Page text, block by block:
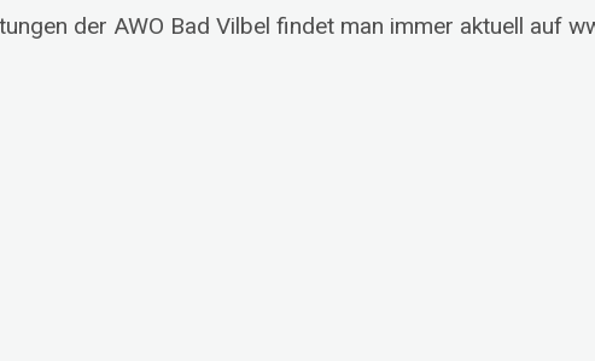
der AWO Bad Vilbel findet man immer aktuell auf